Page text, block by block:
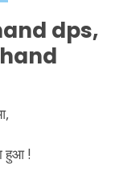
dps,
हुआ !